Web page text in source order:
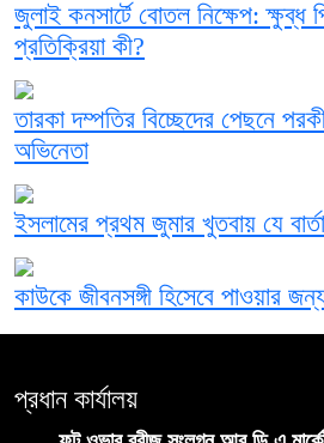
জুলাই কনসার্টে বোতল নিক্ষেপ: ক্ষুব্ধ
প্রতিক্রিয়া কী?
তারকা দম্পতির বিচ্ছেদের পেছনে
অভিনেতা
ইসলামের প্রথম জুমার খুতবায় যে
কাউকে জীবনসঙ্গী হিসেবে পাওয়ার
প্রধান কার্যালয়